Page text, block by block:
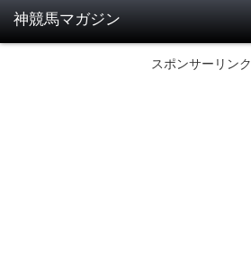
スポンサーリンク